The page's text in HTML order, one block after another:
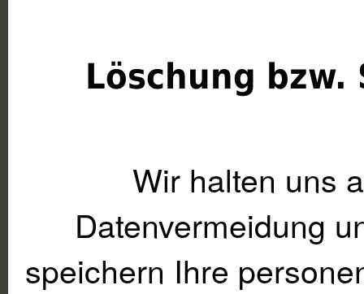
Löschung
Wir halten uns
Datenvermeidung
speichern Ihre